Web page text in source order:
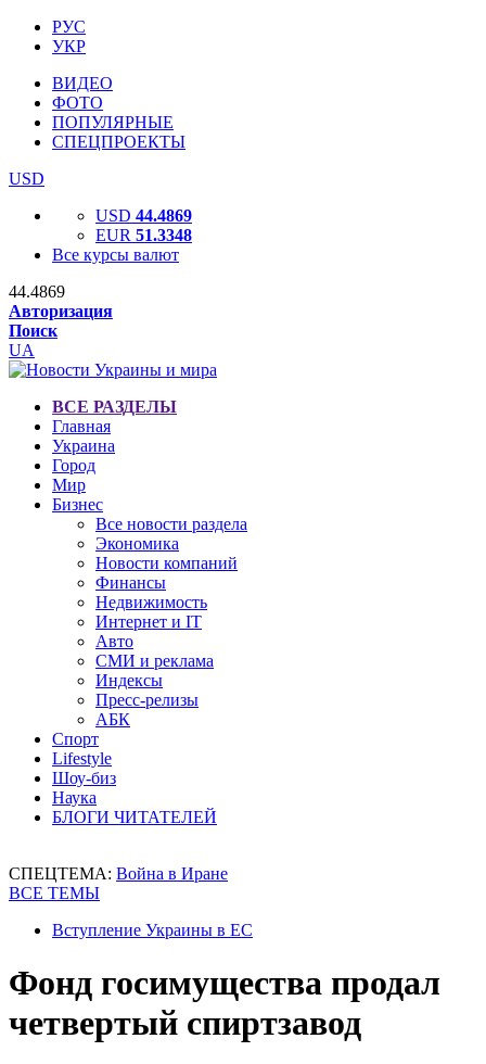
РУС
УКР
ВИДЕО
ФОТО
ПОПУЛЯРНЫЕ
СПЕЦПРОЕКТЫ
USD
USD 44.4869
EUR 51.3348
Все курсы валют
44.4869
Авторизация
Поиск
UA
ВСЕ РАЗДЕЛЫ
Главная
Украина
Город
Мир
Бизнес
Все новости раздела
Экономика
Новости компаний
Финансы
Недвижимость
Интернет и IT
Авто
СМИ и реклама
Индексы
Пресс-релизы
АБК
Спорт
Lifestyle
Шоу-биз
Наука
БЛОГИ ЧИТАТЕЛЕЙ
СПЕЦТЕМА: Война в Иране
ВСЕ ТЕМЫ
Вступление Украины в ЕС
Фонд госимущества продал
четвертый спиртзавод